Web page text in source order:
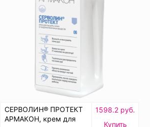
СЕРВОЛИН® ПРОТЕКТ
АРМАКОН, крем для
1598.2 руб.
Купить